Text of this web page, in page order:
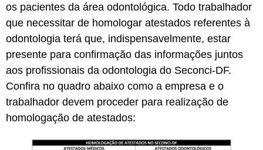
os pacientes da área odontológica. Todo trabalhador
que necessitar de homologar atestados referentes à
odontologia terá que, indispensavelmente, estar
presente para confirmação das informações juntos
aos profissionais da odontologia do Seconci-DF.
Confira no quadro abaixo como a empresa e o
trabalhador devem proceder para realização de
homologação de atestados: